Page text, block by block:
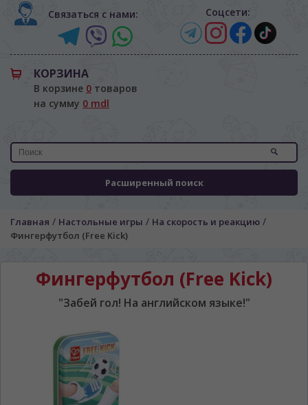
Связаться с нами:
Соцсети:
КОРЗИНА
В корзине 0 товаров
на сумму 0 mdl
Расширенный поиск
Главная / Настольные игры / На скорость и реакцию /
Фингерфутбол (Free Kick)
Фингерфутбол (Free Kick)
"Забей гол! На английском языке!"
ЯЗЫК САЙТА / LIMBA SITE-ULUI
На каком языке Вы хотите
просматривать наш сайт?
În ce limbă ați dori să vedeți site-ul nostru?
Беспокоим Вас только один раз, далее
сохраним Ваш выбор языка.